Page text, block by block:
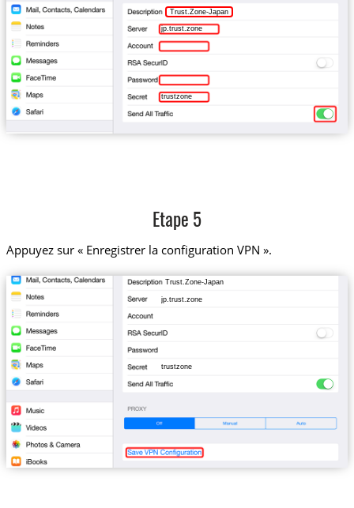
Trust.Zone-Japan
jp.trust.zone
trustzone
Etape 5
Appuyez sur « Enregistrer la configuration VPN ».
Trust.Zone-Japan
jp.trust.zone
trustzone